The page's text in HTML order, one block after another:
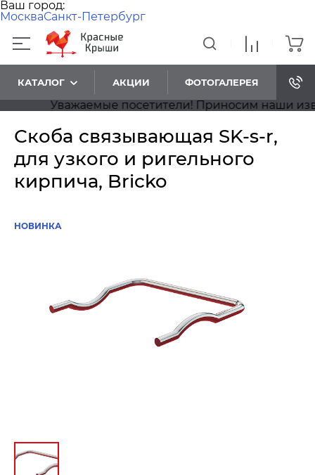
Ваш город:
МоскваСанкт-Петербург
КАТАЛОГ АКЦИИ ФОТОГАЛЕРЕЯ
Уважаемые посетители! Приносим наши
Скоба связывающая SK-s-r,
для узкого и ригельного
кирпича, Bricko
НОВИНКА